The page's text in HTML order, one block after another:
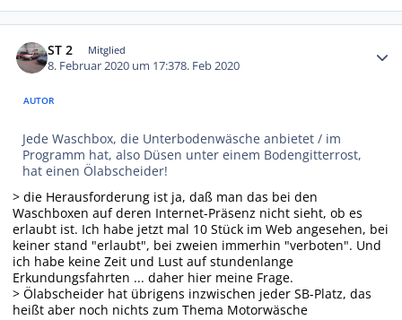
ST 2 Mitglied
8. Februar 2020 um 17:378. Feb 2020
AUTOR
Jede Waschbox, die Unterbodenwäsche anbietet / im
Programm hat, also Düsen unter einem Bodengitterrost,
hat einen Ölabscheider!
> die Herausforderung ist ja, daß man das bei den
Waschboxen auf deren Internet-Präsenz nicht sieht, ob es
erlaubt ist. Ich habe jetzt mal 10 Stück im Web angesehen, bei
keiner stand "erlaubt", bei zweien immerhin "verboten". Und
ich habe keine Zeit und Lust auf stundenlange
Erkundungsfahrten ... daher hier meine Frage.
> Ölabscheider hat übrigens inzwischen jeder SB-Platz, das
heißt aber noch nichts zum Thema Motorwäsche